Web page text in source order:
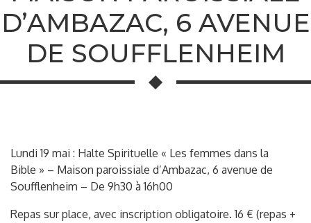
D’AMBAZAC, 6 AVENUE
DE SOUFFLENHEIM
Lundi 19 mai : Halte Spirituelle « Les femmes dans la
Bible » – Maison paroissiale d’Ambazac, 6 avenue de
Soufflenheim – De 9h30 à 16h00
Repas sur place, avec inscription obligatoire. 16 € (repas +